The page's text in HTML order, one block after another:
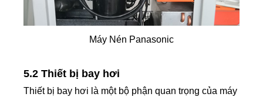
Máy Nén Panasonic
5.2 Thiết bị bay hơi
Thiết bị bay hơi là một bộ phận quan trọng của máy